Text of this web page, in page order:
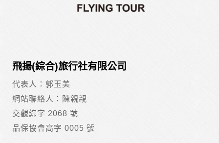
飛揚(綜合)旅行社有限公司
代表人：郭玉美
網站聯絡人：陳親親
交觀綜字 2068 號
品保協會高字 0005 號